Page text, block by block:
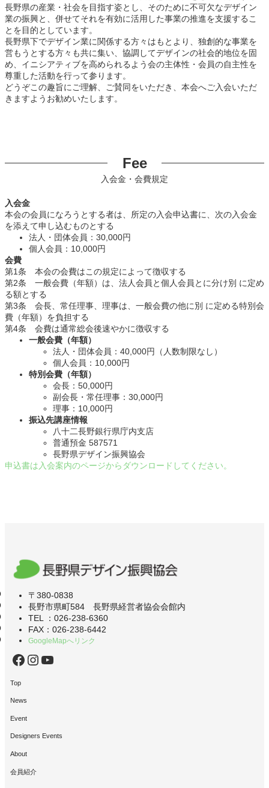
長野県の産業・社会を目指す姿とし、そのために不可欠なデザイン
業の振興と、併せてそれを有効に活用した事業の推進を支援するこ
とを目的としています。
長野県下でデザイン業に関係する方々はもとより、独創的な事業を
営もうとする方々も共に集い、協調してデザインの社会的地位を固
め、イニシアティブを高められるよう会の主体性・会員の自主性を
尊重した活動を行って参ります。
どうぞこの趣旨にご理解、ご賛同をいただき、本会へご入会いただ
きますようお勧めいたします。
Fee
入会金・会費規定
入会金
本会の会員になろうとする者は、所定の入会申込書に、次の入会金
を添えて申し込むものとする
法人・団体会員：30,000円
個人会員：10,000円
会費
第1条 本会の会費はこの規定によって徴収する
第2条 一般会費（年額）は、法人会員と個人会員とに分け別 に定め
る額とする
第3条 会長、常任理事、理事は、一般会費の他に別 に定める特別会
費（年額）を負担する
第4条 会費は通常総会後速やかに徴収する
一般会費（年額）
法人・団体会員：40,000円（人数制限なし）
個人会員：10,000円
特別会費（年額）
会長：50,000円
副会長・常任理事：30,000円
理事：10,000円
振込先講座情報
八十二長野銀行県庁内支店
普通預金 587571
長野県デザイン振興協会
申込書は入会案内のページからダウンロードしてください。
〒380-0838
長野市県町584 長野県経営者協会会館内
TEL ：026-238-6360
FAX：026-238-6442
GoogleMapへリンク
Facebook Instagram YouTube
Top
News
Event
Designers Events
About
会員紹介